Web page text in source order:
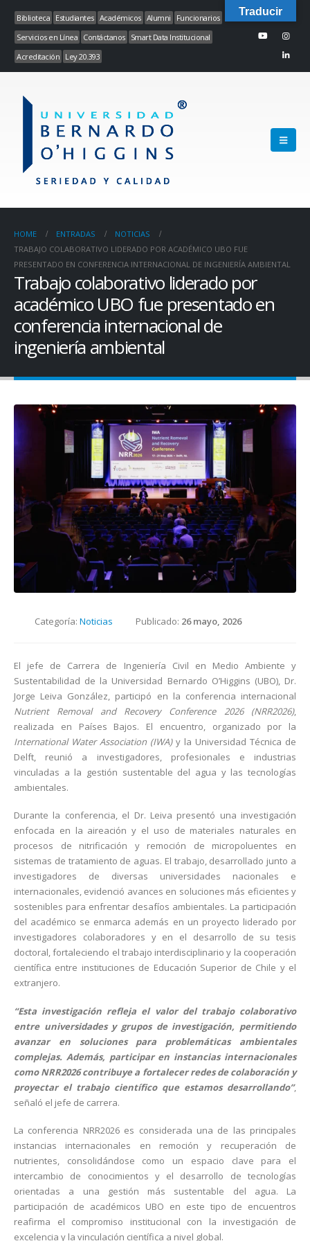
Biblioteca Estudiantes Académicos Alumni
Funcionarios
Servicios en Línea Contáctanos
Smart Data Institucional
Acreditación Ley 20.393
HOME ENTRADAS
NOTICIAS
TRABAJO COLABORATIVO LIDERADO POR ACADÉMICO UBO FUE
PRESENTADO EN CONFERENCIA INTERNACIONAL DE INGENIERÍA AMBIENTAL
Trabajo colaborativo liderado por
académico UBO fue presentado en
conferencia internacional de
ingeniería ambiental
Categoría: Noticias Publicado: 26 mayo, 2026
El jefe de Carrera de Ingeniería Civil en Medio Ambiente y
Sustentabilidad de la Universidad Bernardo O’Higgins (UBO), Dr.
Jorge Leiva González, participó en la conferencia internacional
Nutrient Removal and Recovery Conference 2026 (NRR2026),
realizada en Países Bajos. El encuentro, organizado por la
International Water Association (IWA)y la Universidad Técnica de
Delft, reunió a investigadores, profesionales e industrias
vinculadas a la gestión sustentable del agua y las tecnologías
ambientales.
Durante la conferencia, el Dr. Leiva presentó una investigación
enfocada en la aireación y el uso de materiales naturales en
procesos de nitrificación y remoción de micropoluentes en
sistemas de tratamiento de aguas. El trabajo, desarrollado junto a
investigadores de diversas universidades nacionales e
internacionales, evidenció avances en soluciones más eficientes y
sostenibles para enfrentar desafíos ambientales. La participación
del académico se enmarca además en un proyecto liderado por
investigadores colaboradores y en el desarrollo de su tesis
doctoral, fortaleciendo el trabajo interdisciplinario y la cooperación
científica entre instituciones de Educación Superior de Chile y el
extranjero.
“Esta investigación refleja el valor del trabajo colaborativo
entre universidades y grupos de investigación, permitiendo
avanzar en soluciones para problemáticas ambientales
complejas. Además, participar en instancias internacionales
como NRR2026 contribuye a fortalecer redes de colaboración y
proyectar el trabajo científico que estamos desarrollando”,
señaló el jefe de carrera.
La conferencia NRR2026 es considerada una de las principales
instancias internacionales en remoción y recuperación de
nutrientes, consolidándose como un espacio clave para el
intercambio de conocimientos y el desarrollo de tecnologías
orientadas a una gestión más sustentable del agua. La
participación de académicos UBO en este tipo de encuentros
reafirma el compromiso institucional con la investigación de
excelencia y la vinculación científica a nivel global.
Traducir